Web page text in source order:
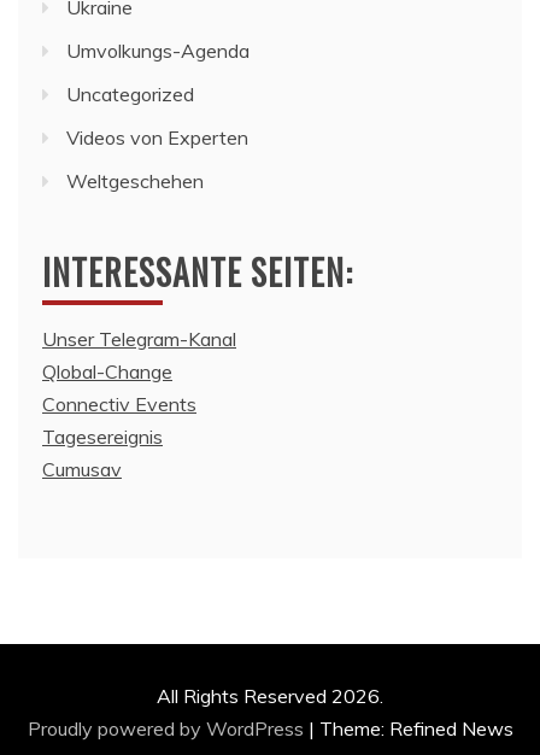
Ukraine
Umvolkungs-Agenda
Uncategorized
Videos von Experten
Weltgeschehen
INTERESSANTE SEITEN:
Unser Telegram-Kanal
Qlobal-Change
Connectiv Events
Tagesereignis
Cumusav
All Rights Reserved 2026.
Proudly powered by WordPress | Theme: Refined News